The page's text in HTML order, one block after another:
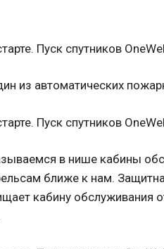
из автоматических
в нише кабины
ближе к нам.
кабину